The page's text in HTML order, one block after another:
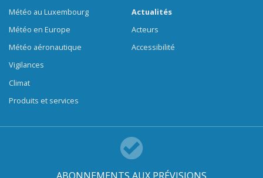
Météo au Luxembourg
Météo en Europe
Météo aéronautique
Vigilances
Climat
Produits et services
Actualités
Acteurs
Accessibilité